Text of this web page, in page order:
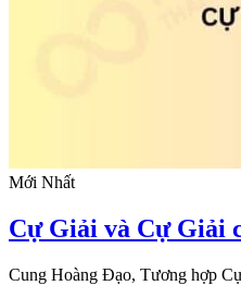
Mới Nhất
Cự Giải và Cự Giải
Cung Hoàng Đạo, Tương hợp